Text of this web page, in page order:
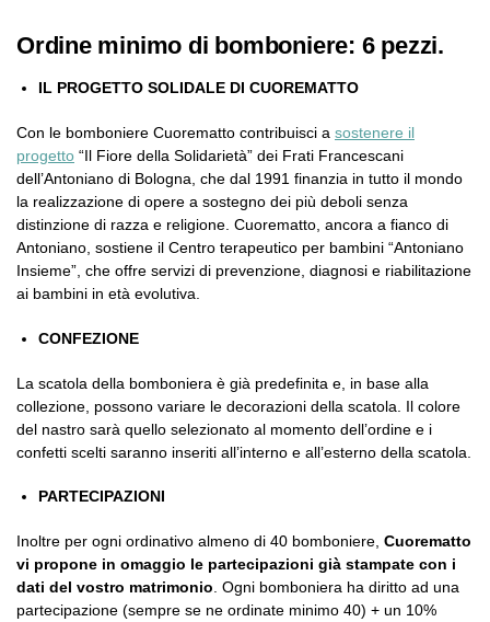
Ordine minimo di bomboniere: 6 pezzi.
IL PROGETTO SOLIDALE DI CUOREMATTO
Con le bomboniere Cuorematto contribuisci a sostenere il
progetto “Il Fiore della Solidarietà” dei Frati Francescani
dell’Antoniano di Bologna, che dal 1991 finanzia in tutto il mondo
la realizzazione di opere a sostegno dei più deboli senza
distinzione di razza e religione. Cuorematto, ancora a fianco di
Antoniano, sostiene il Centro terapeutico per bambini “Antoniano
Insieme”, che offre servizi di prevenzione, diagnosi e riabilitazione
ai bambini in età evolutiva.
CONFEZIONE
La scatola della bomboniera è già predefinita e, in base alla
collezione, possono variare le decorazioni della scatola. Il colore
del nastro sarà quello selezionato al momento dell’ordine e i
confetti scelti saranno inseriti all’interno e all’esterno della scatola.
PARTECIPAZIONI
Inoltre per ogni ordinativo almeno di 40 bomboniere, Cuorematto
vi propone in omaggio le partecipazioni già stampate con i
dati del vostro matrimonio . Ogni bomboniera ha diritto ad una
partecipazione (sempre se ne ordinate minimo 40) + un 10%